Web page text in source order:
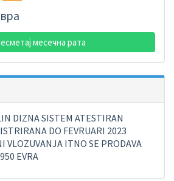
месечна рата
DIZNA SISTEM ATESTIRAN
DO FEVRUARI 2023
VLOZUVANJA ITNO SE PRODAVA
EVRA